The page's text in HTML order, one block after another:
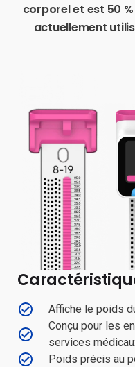
corporel et est 50
actuellement
Affiche le poids
Conçu pour les
services
Poids précis au